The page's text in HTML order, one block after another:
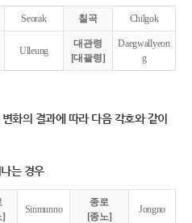
Seorak 칠곡 Chilgok
Ulleung
대관령
[대괄령]
Daegwallyeon
g
화의 결과에 따라 다음 각호와 같이
는 경우
]
Sinmunno
종로
[종노]
Jongno